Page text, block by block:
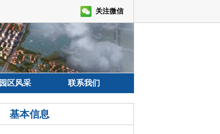
关注微信
园区风采 联系我们
基本信息